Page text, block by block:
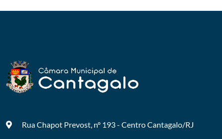
Rua Chapot Prevost, nº 193 - CentroCantagalo/RJ